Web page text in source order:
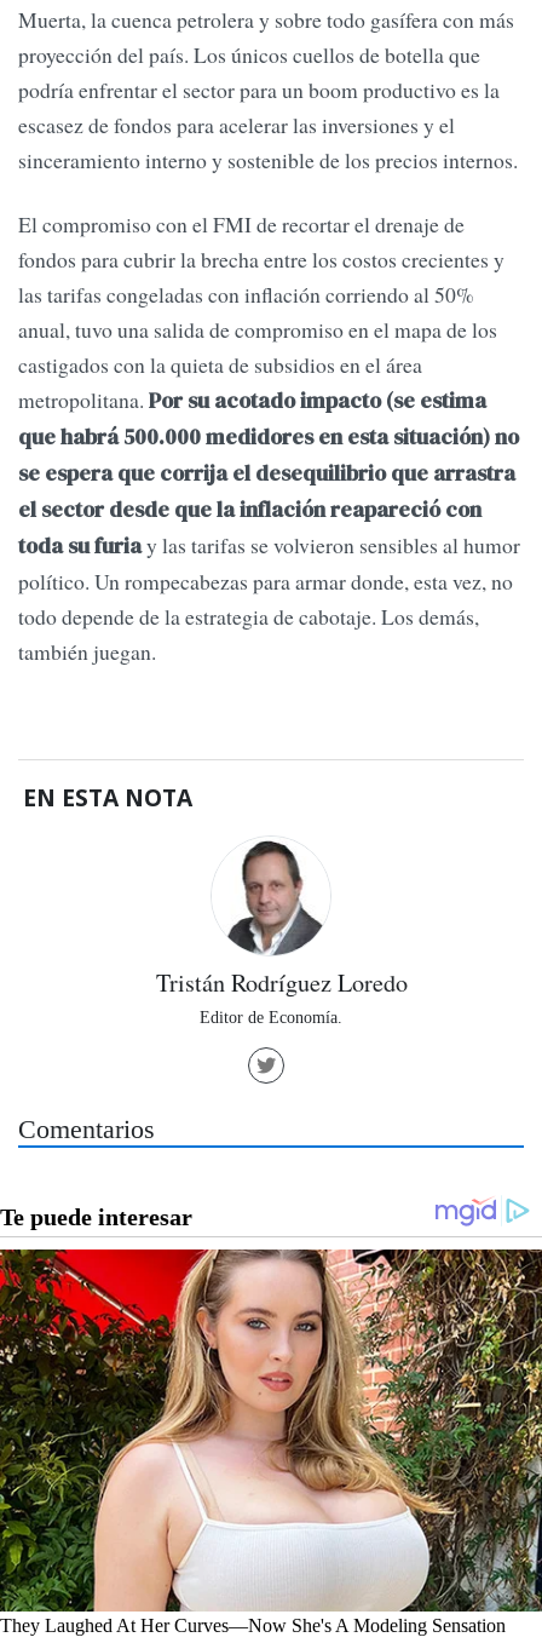
Muerta, la cuenca petrolera y sobre todo gasífera con más
proyección del país. Los únicos cuellos de botella que
podría enfrentar el sector para un boom productivo es la
escasez de fondos para acelerar las inversiones y el
sinceramiento interno y sostenible de los precios internos.
El compromiso con el FMI de recortar el drenaje de
fondos para cubrir la brecha entre los costos crecientes y
las tarifas congeladas con inflación corriendo al 50%
anual, tuvo una salida de compromiso en el mapa de los
castigados con la quieta de subsidios en el área
metropolitana. Por su acotado impacto (se estima
que habrá 500.000 medidores en esta situación) no
se espera que corrija el desequilibrio que arrastra
el sector desde que la inflación reapareció con
toda su furiay las tarifas se volvieron sensibles al humor
político. Un rompecabezas para armar donde, esta vez, no
todo depende de la estrategia de cabotaje. Los demás,
también juegan.
EN ESTA NOTA
Tristán Rodríguez Loredo
Editor de Economía.
Comentarios